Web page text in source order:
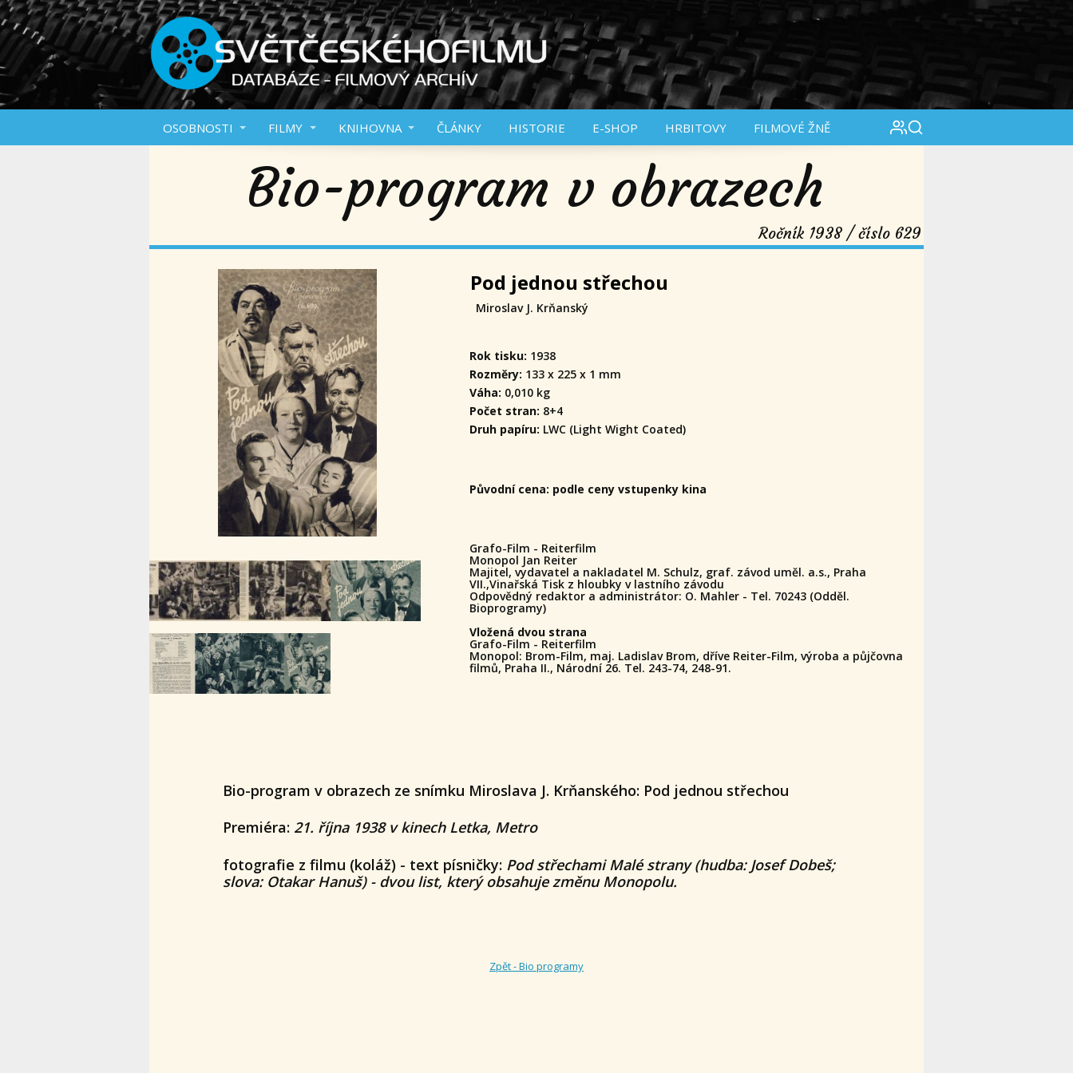
OSOBNOSTI FILMY KNIHOVNA ČLÁNKY HISTORIE E-SHOP HRBITOVY FILMOVÉ ŽNĚ
Bio-program v obrazech
Ročník 1938 / číslo 629
Pod jednou střechou
Miroslav J. Krňanský
Rok tisku: 1938
Rozměry: 133 x 225 x 1 mm
Váha: 0,010 kg
Počet stran: 8+4
Druh papíru: LWC (Light Wight Coated)
Původní cena: podle ceny vstupenky kina
Grafo-Film - Reiterfilm
Monopol Jan Reiter
Majitel, vydavatel a nakladatel M. Schulz, graf. závod uměl. a.s., Praha
VII.,Vinařská Tisk z hloubky v lastního závodu
Odpovědný redaktor a administrátor: O. Mahler - Tel. 70243 (Odděl.
Bioprogramy)
Vložená dvou strana
Grafo-Film - Reiterfilm
Monopol: Brom-Film, maj. Ladislav Brom, dříve Reiter-Film, výroba a půjčovna
filmů, Praha II., Národní 26. Tel. 243-74, 248-91.
Bio-program v obrazech ze snímku Miroslava J. Krňanského: Pod jednou střechou
Premiéra: 21. října 1938 v kinech Letka, Metro
fotografie z filmu (koláž) - text písničky: Pod střechami Malé strany (hudba: Josef Dobeš;
slova: Otakar Hanuš) - dvou list, který obsahuje změnu Monopolu.
Zpět - Bio programy